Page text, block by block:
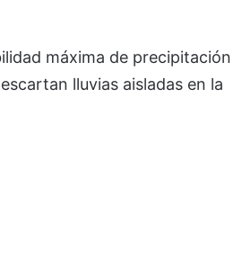
máxima de precipitación
lluvias aisladas en la